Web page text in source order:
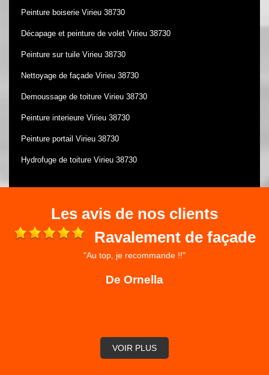
Peinture boiserie Virieu 38730
Décapage et peinture de volet Virieu 38730
Peinture sur tuile Virieu 38730
Nettoyage de façade Virieu 38730
Demoussage de toiture Virieu 38730
Peinture interieure Virieu 38730
Peinture portail Virieu 38730
Hydrofuge de toiture Virieu 38730
Les avis de nos clients
Ravalement de façade
"Au top, je recommande !!"
De Ornella
VOIR PLUS